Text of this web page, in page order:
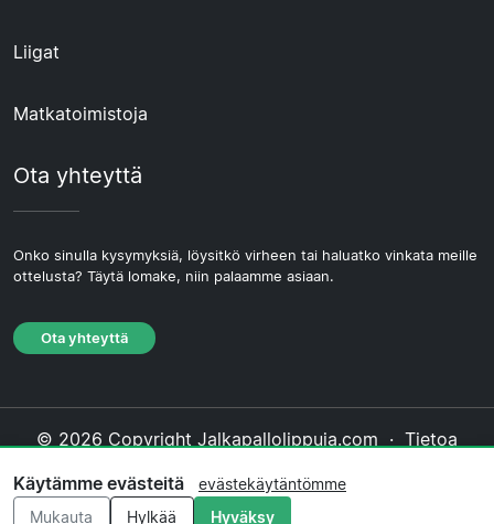
Liigat
Matkatoimistoja
Ota yhteyttä
Onko sinulla kysymyksiä, löysitkö virheen tai haluatko vinkata meille
ottelusta? Täytä lomake, niin palaamme asiaan.
Ota yhteyttä
© 2026 Copyright Jalkapallolippuja.com · Tietoa
Evästekäytäntö·Toimituksellinen käytäntö
Käytämme evästeitä
evästekäytäntömme
Mukauta
Hylkää Hyväksy